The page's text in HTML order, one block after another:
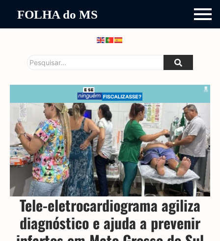
FOLHA do MS
Tele-eletrocardiograma agiliza
diagnóstico e ajuda a prevenir